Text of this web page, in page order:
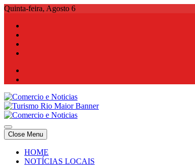
Skip
content
Quinta-feira, Agosto 6
Comercio e Noticias
Notícias e Publicidade Online
Comercio e Noticias
Notícias e Publicidade Online
Close Menu
HOME
NOTÍCIAS LOCAIS